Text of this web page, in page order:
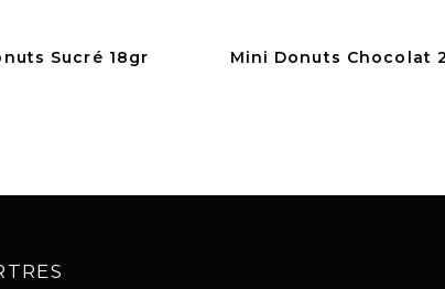
Sucré 18gr Mini Donuts Chocolat